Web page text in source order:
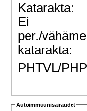
Katarakta:
Ei
per./
katarakta:
PHTVL/
Autoimmuunisairaudet